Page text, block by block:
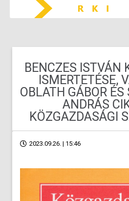
BENCZES ISTVÁN
ISMERTETÉSE,
OBLATH GÁBOR
ANDRÁS
KÖZGAZDASÁGI
2023.09.26. | 15:46